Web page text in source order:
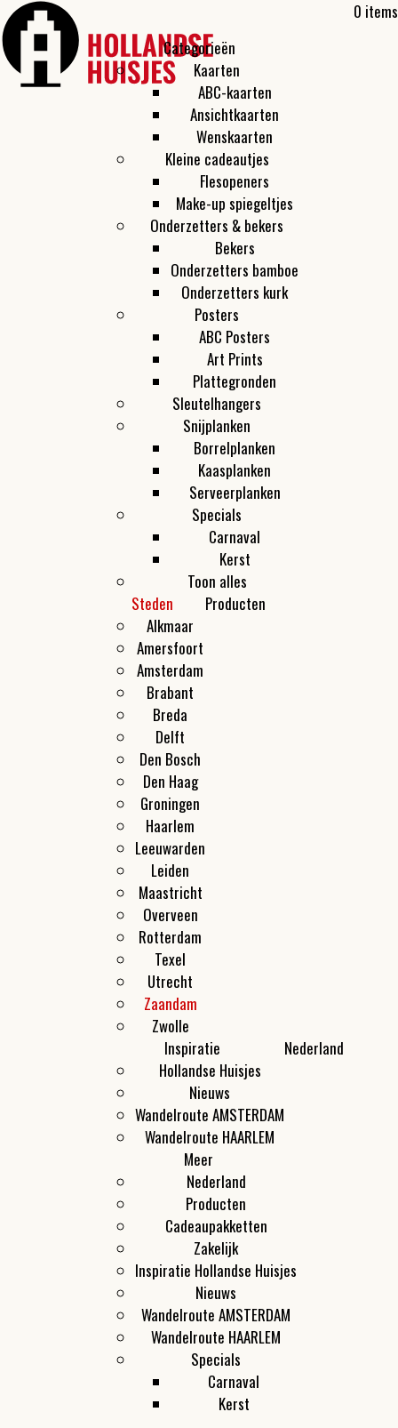
0 items
Categorieën
Kaarten
ABC-kaarten
Ansichtkaarten
Wenskaarten
Kleine cadeautjes
Flesopeners
Make-up spiegeltjes
Onderzetters & bekers
Bekers
Onderzetters bamboe
Onderzetters kurk
Posters
ABC Posters
Art Prints
Plattegronden
Sleutelhangers
Snijplanken
Borrelplanken
Kaasplanken
Serveerplanken
Specials
Carnaval
Kerst
Toon alles
Steden
Alkmaar
Amersfoort
Amsterdam
Brabant
Breda
Delft
Den Bosch
Den Haag
Groningen
Haarlem
Leeuwarden
Leiden
Maastricht
Overveen
Rotterdam
Texel
Utrecht
Zaandam
Zwolle
Producten
Inspiratie
Hollandse Huisjes
Nieuws
Wandelroute AMSTERDAM
Wandelroute HAARLEM
Nederland
Meer
Nederland
Producten
Cadeaupakketten
Zakelijk
Inspiratie Hollandse Huisjes
Nieuws
Wandelroute AMSTERDAM
Wandelroute HAARLEM
Specials
Carnaval
Kerst